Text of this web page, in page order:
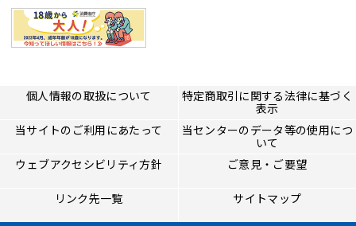
個人情報の取扱について
特定商取引に関する法律に基づく
表示
当サイトのご利用にあたって
当センターのデータ等の使用につ
いて
ウェブアクセシビリティ方針
ご意見・ご要望
リンク先一覧 サイトマップ